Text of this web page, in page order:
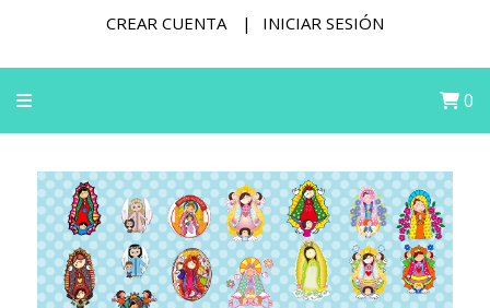
CREAR CUENTA INICIAR SESIÓN
0